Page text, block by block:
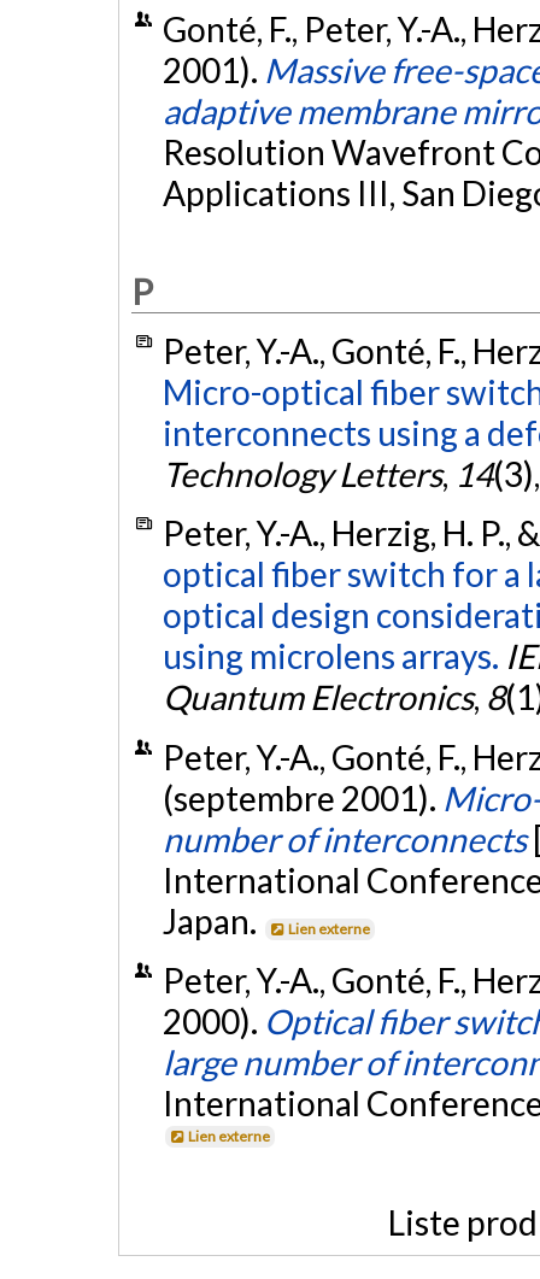
Gonté, F., Peter, Y.-A.,
2001). Massive free-
adaptive membrane
Resolution Wavefront
Applications III, San
P
Peter, Y.-A., Gonté, F.,
Micro-optical fiber
interconnects using a
Technology Letters, 14
Peter, Y.-A., Herzig, H.
optical fiber switch for a
optical design
using microlens arrays.
Quantum Electronics, 8
Peter, Y.-A., Gonté, F.,
(septembre 2001).
number of interconnects
International
Japan.
Lien externe
Peter, Y.-A., Gonté, F.,
2000). Optical fiber
large number of
International
Lien externe
Liste